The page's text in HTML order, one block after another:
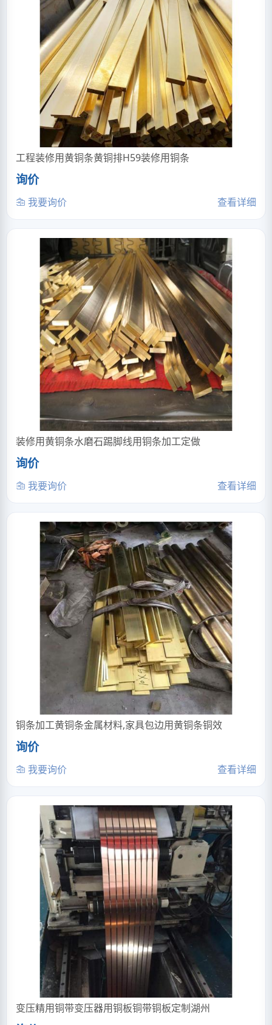
工程装修用黄铜条黄铜排H59装修用铜条
询价
我要询价 查看详细
装修用黄铜条水磨石踢脚线用铜条加工定做
询价
我要询价 查看详细
铜条加工黄铜条金属材料,家具包边用黄铜条铜效
询价
我要询价 查看详细
变压精用铜带变压器用铜板铜带铜板定制湖州